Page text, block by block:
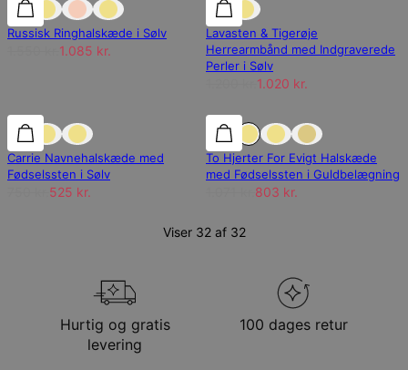
Russisk Ringhalskæde i Sølv
1.085 kr.
Lavasten & Tigerøje
Herrearmbånd med Indgraverede
Perler i Sølv
1.020 kr.
30% rabat 30% rabat
Carrie Navnehalskæde med
Fødselssten i Sølv
525 kr.
25% rabat
To Hjerter For Evigt Halskæde
med Fødselssten i Guldbelægning
803 kr.
Viser 32 af 32
Hurtig og gratis
levering
100 dages retur